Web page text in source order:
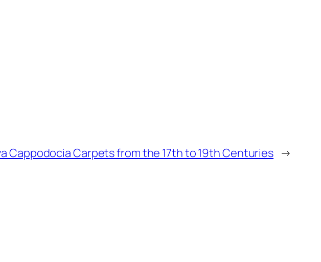
Cappodocia Carpets from the 17th to 19th Centuries →